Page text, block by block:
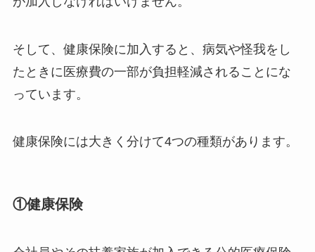
そして、健康保険に加入すると、病気や怪我をし
たときに医療費の一部が負担軽減されることにな
っています。
健康保険には大きく分けて4つの種類があります。
①健康保険